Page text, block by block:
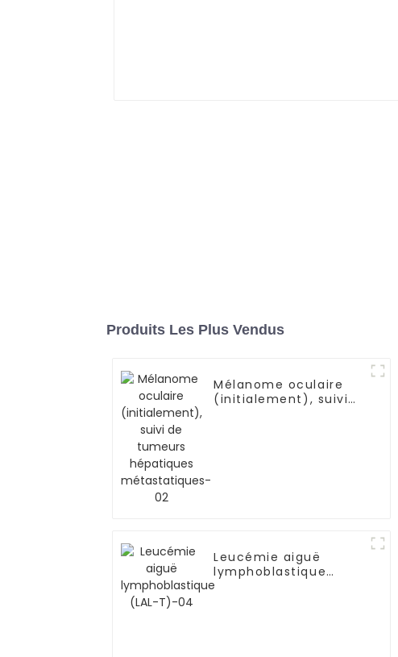
Produits Les Plus Vendus
Mélanome oculaire
(initialement), suivi
Leucémie aiguë
lymphoblastique
(LAL-T)-04